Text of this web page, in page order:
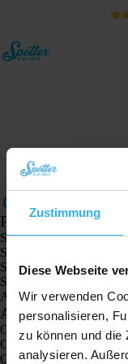
Zustimmung
Diese Webseite
Wir verwenden
personalisieren,
zu können und die
analysieren.
Produkte
Spotter GPS-Tracker X10
Spotter Senior GPS-Uhr
Spotter GPS-Uhr Explorer
Spotter GPS-Uhr für
Animal Spotter
Anwendungen
GPS-Tracker
GPS-Tracker für Kinder
GPS-Uhren für Kinder